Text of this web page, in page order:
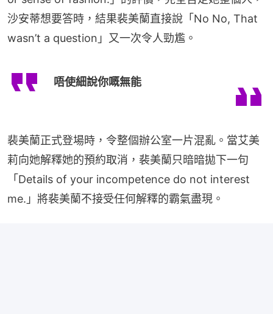
沙安蒂想要答時，結果裴美蘭直接說「No No, That
wasn’t a question」又一次令人勁尷。
唔使細說你嘅無能
裴美蘭正式登場時，令整個辦公室一片混亂。當艾美
莉向她解釋她的預約取消，裴美蘭只暗暗拋下一句
「Details of your incompetence do not interest
me.」將裴美蘭不接受任何解釋的霸氣盡現。